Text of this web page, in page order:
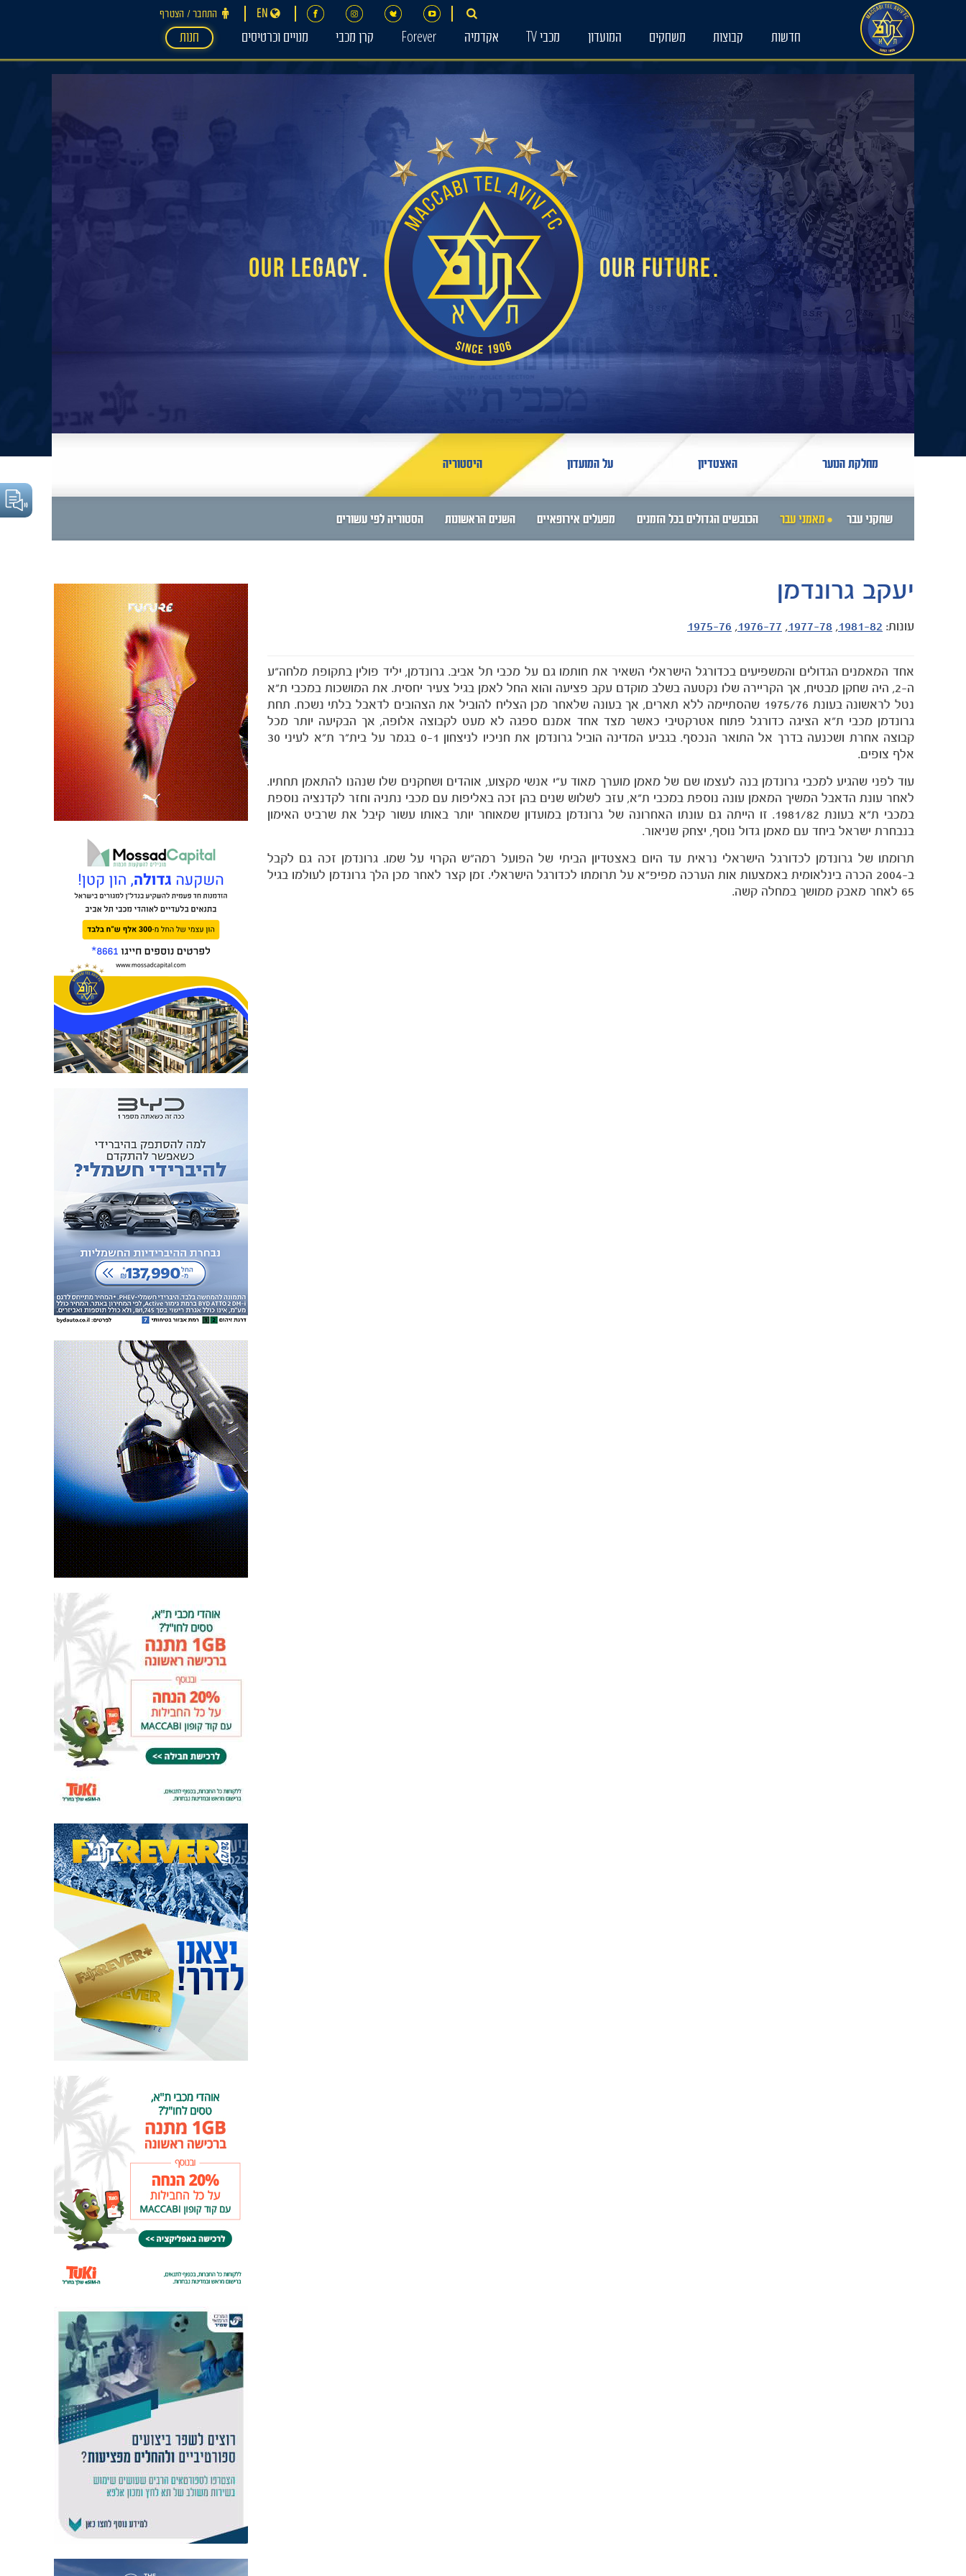
התחבר ‪/‬ הצטרף EN
חדשות קבוצות משחקים המועדון מכבי TV אקדמיה Forever קרן מכבי מנויים וכרטיסים חנות
מחלקת הנוער האצטדיון על המועדון היסטוריה
שחקני עבר מאמני עבר הכובשים הגדולים בכל הזמנים מפעלים אירופאיים השנים הראשונות הסטוריה לפי עשורים
יעקב גרונדמן
עונות: 1981-82
,
1977-78
,
1976-77
,
1975-76
אחד המאמנים הגדולים והמשפיעים בכדורגל הישראלי השאיר את חותמו גם על מכבי תל אביב. גרונדמן, יליד פולין בתקופת מלחה"ע
ה-2, היה שחקן מבטיח, אך הקריירה שלו נקטעה בשלב מוקדם עקב פציעה והוא החל לאמן בגיל צעיר יחסית. את המושכות במכבי ת"א
נטל לראשונה בעונת 1975/76 שהסתיימה ללא תארים, אך בעונה שלאחר מכן הצליח להוביל את הצהובים לדאבל בלתי נשכח. תחת
גרונדמן מכבי ת"א הציגה כדורגל פתוח אטרקטיבי כאשר מצד אחד אמנם ספגה לא מעט לקבוצה אלופה, אך הבקיעה יותר מכל
קבוצה אחרת ושכנעה בדרך אל התואר הנכסף. בגביע המדינה הוביל גרונדמן את חניכיו לניצחון 0-1 בגמר על בית"ר ת"א לעיני 30
אלף צופים.
עוד לפני שהגיע למכבי גרונדמן בנה לעצמו שם של מאמן מוערך מאוד ע"י אנשי מקצוע, אוהדים ושחקנים שלו שנהנו להתאמן תחתיו.
לאחר עונת הדאבל המשיך המאמן עונה נוספת במכבי ת"א, עזב לשלוש שנים בהן זכה באליפות עם מכבי נתניה וחזר לקדנציה נוספת
במכבי ת"א בעונת 1981/82. זו הייתה גם עונתו האחרונה של גרונדמן במועדון שמאוחר יותר באותו עשור קיבל את שרביט האימון
בנבחרת ישראל ביחד עם מאמן גדול נוסף, יצחק שניאור.
תרומתו של גרונדמן לכדורגל הישראלי נראית עד היום באצטדיון הביתי של הפועל רמה"ש הקרוי על שמו. גרונדמן זכה גם לקבל
ב-2004 הכרה בינלאומית באמצעות אות הערכה מפיפ"א על תרומתו לכדורגל הישראלי. זמן קצר לאחר מכן הלך גרונדמן לעולמו בגיל
65 לאחר מאבק ממושך במחלה קשה.